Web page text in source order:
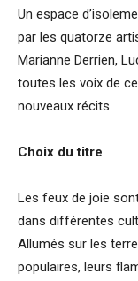
Un espace
par les quatorze
Marianne Derrien,
toutes les voix de
nouveaux récits.
Choix du titre
Les feux de joie
dans différentes
Allumés sur les
populaires, leurs